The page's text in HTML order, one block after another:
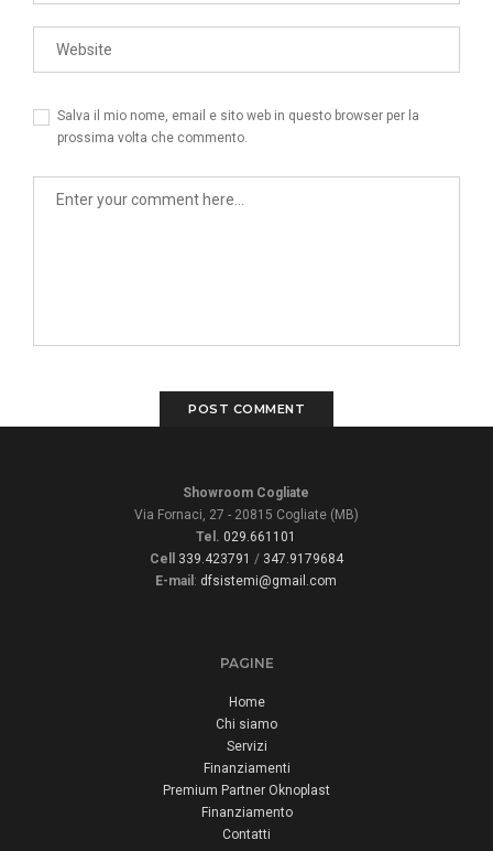
Salva il mio nome, email e sito web in questo browser per la
prossima volta che commento.
Showroom Cogliate
Via Fornaci, 27 - 20815 Cogliate (MB)
Tel. 029.661101
Cell
339.423791 / 347.9179684
E-mail : dfsistemi@gmail.com
PAGINE
Home
Chi siamo
Servizi
Finanziamenti
Premium Partner Oknoplast
Finanziamento
Contatti